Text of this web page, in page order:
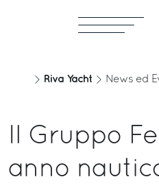
Riva Yacht News ed
Il Gruppo
anno